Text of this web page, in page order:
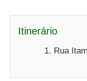
Itinerário
Rua